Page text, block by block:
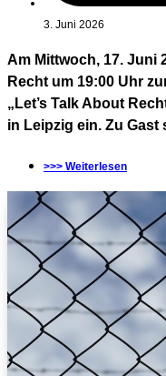
3. Juni 2026
Am Mittwoch, 17. Juni
Recht um 19:00 Uhr
„Let’s Talk About
in Leipzig ein. Zu Gast
>>> Weiterlesen